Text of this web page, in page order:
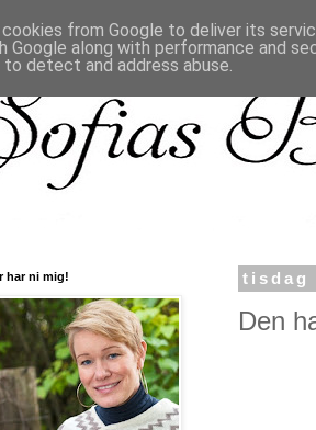
tisdag
Den
har ni mig!
from Google to deliver its
Google along with performance and
detect and address abuse.